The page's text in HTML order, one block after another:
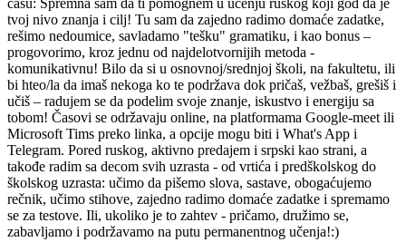
času: Spremna sam da ti pomognem u učenju ruskog koji god da je
tvoj nivo znanja i cilj! Tu sam da zajedno radimo domaće zadatke,
rešimo nedoumice, savladamo "tešku" gramatiku, i kao bonus –
progovorimo, kroz jednu od najdelotvornijih metoda -
komunikativnu! Bilo da si u osnovnoj/srednjoj školi, na fakultetu, ili
bi hteo/la da imaš nekoga ko te podržava dok pričaš, vežbaš, grešiš i
učiš – radujem se da podelim svoje znanje, iskustvo i energiju sa
tobom! Časovi se održavaju online, na platformama Google-meet ili
Microsoft Tims preko linka, a opcije mogu biti i What's App i
Telegram. Pored ruskog, aktivno predajem i srpski kao strani, a
takođe radim sa decom svih uzrasta - od vrtića i predškolskog do
školskog uzrasta: učimo da pišemo slova, sastave, obogaćujemo
rečnik, učimo stihove, zajedno radimo domaće zadatke i spremamo
se za testove. Ili, ukoliko je to zahtev - pričamo, družimo se,
zabavljamo i podržavamo na putu permanentnog učenja!:)